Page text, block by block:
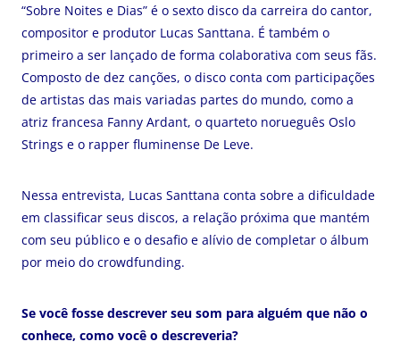
“Sobre Noites e Dias” é o sexto disco da carreira do cantor,
compositor e produtor Lucas Santtana. É também o
primeiro a ser lançado de forma colaborativa com seus fãs.
Composto de dez canções, o disco conta com participações
de artistas das mais variadas partes do mundo, como a
atriz francesa Fanny Ardant, o quarteto norueguês Oslo
Strings e o rapper fluminense De Leve.
Nessa entrevista, Lucas Santtana conta sobre a dificuldade
em classificar seus discos, a relação próxima que mantém
com seu público e o desafio e alívio de completar o álbum
por meio do crowdfunding.
Se você fosse descrever seu som para alguém que não o
conhece, como você o descreveria?